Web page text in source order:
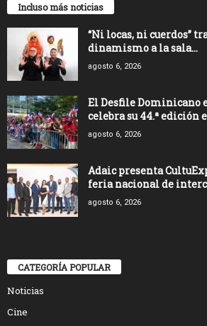
Incluso más noticias
“Ni locas, ni cuerdos”
dinamismo a la sala...
agosto 6, 2026
El Desfile Dominicano
celebra su 44.ª edición
agosto 6, 2026
Adaic presenta
feria nacional de
agosto 6, 2026
CATEGORÍA POPULAR
Noticias
Cine